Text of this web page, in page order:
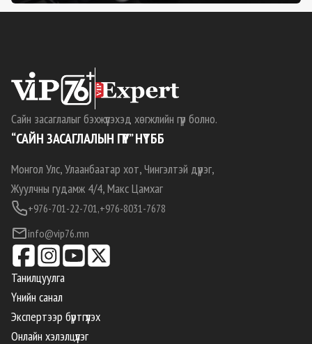
Сайн засаглалыг бэхжүүлэхэд хөгжлийн гүүр болно.
“САЙН ЗАСАГЛАЛЫН ГҮҮР” НҮТББ
Монгол Улс, Улаанбаатар хот, Чингэлтэй дүүрэг,
Жуулчны гудамж 4/4, Макс Цамхаг
+976-701-22-701,+976-8031-7678
info@vip76.mn
Танилцуулга
Үнийн санал
Экспертээр бүртгүүлэх
Онлайн хэлэлцүүлэг